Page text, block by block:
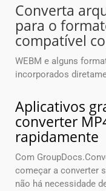
Converta
para o
compatível
WEBM e alguns
incorporados
Aplicativos
converter
rapidamente
Com
começar a converter
não há necessidade